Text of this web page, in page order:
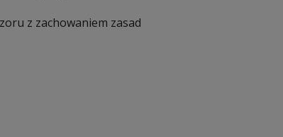
z zachowaniem zasad